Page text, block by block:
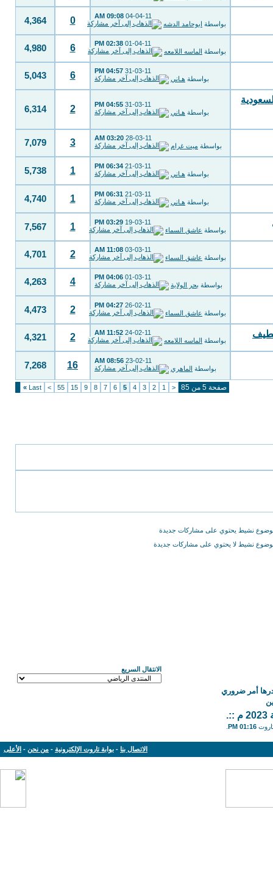
04-04-11
09:08 AM
بواسطة ابوحامد الدشه 0
4,364
01-04-11
02:38 PM
بواسطة الماسه اللامعه 6
4,980
31-03-11
04:57 PM
بواسطة هـاني 6
5,043
العالم 2014 غداً .. والسعودية 31-03-11
04:55 PM
بواسطة هـاني 2
6,314
28-03-11
03:20 AM
بواسطة ميت غرام 3
7,079
21-03-11
06:34 PM
بواسطة هـاني 1
5,738
21-03-11
06:31 PM
بواسطة هـاني 1
4,740
19-03-11
03:29 PM
بواسطة عاشق السماء 1
7,567
03-03-11
11:08 AM
بواسطة عاشق السماء 2
4,701
01-03-11
04:06 PM
بواسطة بحر الولاية 4
4,263
26-02-11
04:27 PM
بواسطة عاشق السماء 2
4,473
24-02-11
11:52 AM
بواسطة الماسه اللامعه 2
4,321
23-02-11
08:56 AM
بواسطة الماهري 16
7,268
صفحة 5 من 85 <
1
2
3
4
5
6
7
8
9
15
55
>
Last
»
نشيط يحتوي على مشاركات جديدة
نشيط لا يحتوي على مشاركات جديدة
الانتقال السريع
أمر ضروري
01:16 PM
الاتصال بنا - بوابة تاروت الإلكترونية - من نحن - الأعلى